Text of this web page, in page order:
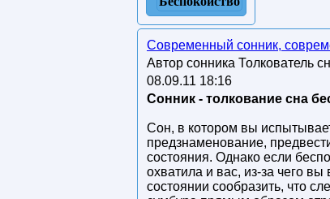
Современный сонник,
Автор сонника Толкователь
08.09.11 18:16
Сонник - толкование сна
Сон, в котором вы
предзнаменование,
состояния. Однако если
охватила и вас, из-за чего вы
состоянии сообразить, что